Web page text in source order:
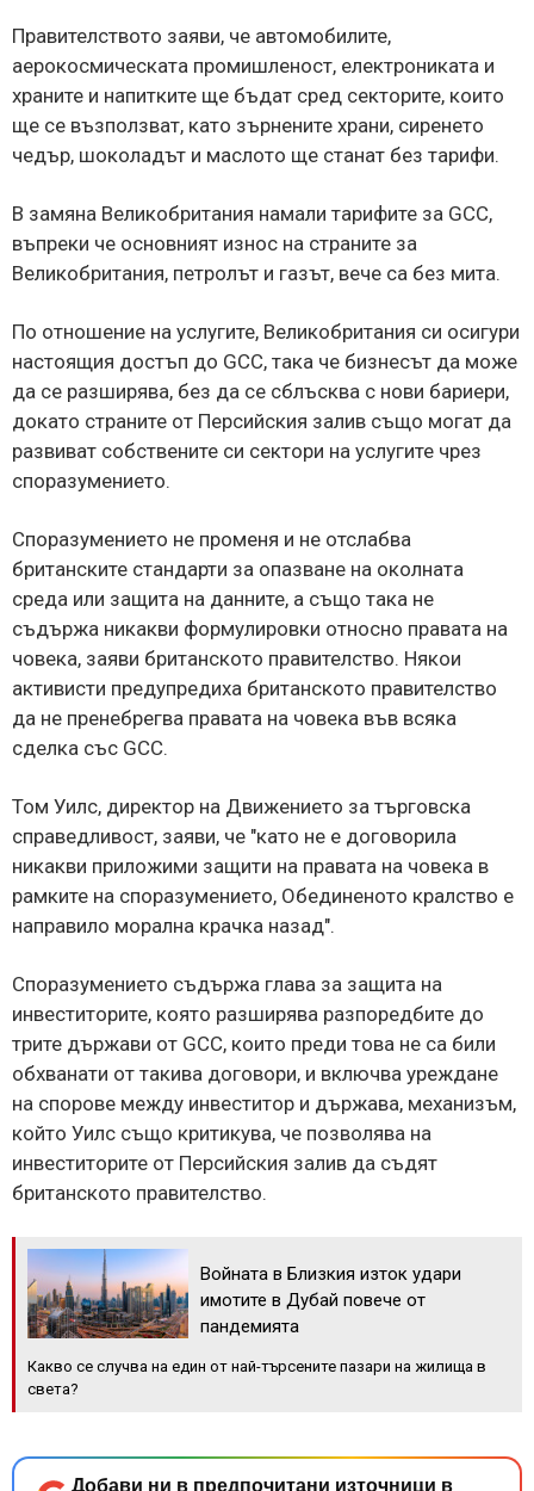
Правителството заяви, че автомобилите,
аерокосмическата промишленост, електрониката и
храните и напитките ще бъдат сред секторите, които
ще се възползват, като зърнените храни, сиренето
чедър, шоколадът и маслото ще станат без тарифи.
В замяна Великобритания намали тарифите за GCC,
въпреки че основният износ на страните за
Великобритания, петролът и газът, вече са без мита.
По отношение на услугите, Великобритания си осигури
настоящия достъп до GCC, така че бизнесът да може
да се разширява, без да се сблъсква с нови бариери,
докато страните от Персийския залив също могат да
развиват собствените си сектори на услугите чрез
споразумението.
Споразумението не променя и не отслабва
британските стандарти за опазване на околната
среда или защита на данните, а също така не
съдържа никакви формулировки относно правата на
човека, заяви британското правителство. Някои
активисти предупредиха британското правителство
да не пренебрегва правата на човека във всяка
сделка със GCC.
Том Уилс, директор на Движението за търговска
справедливост, заяви, че "като не е договорила
никакви приложими защити на правата на човека в
рамките на споразумението, Обединеното кралство е
направило морална крачка назад".
Споразумението съдържа глава за защита на
инвеститорите, която разширява разпоредбите до
трите държави от GCC, които преди това не са били
обхванати от такива договори, и включва уреждане
на спорове между инвеститор и държава, механизъм,
който Уилс също критикува, че позволява на
инвеститорите от Персийския залив да съдят
британското правителство.
Войната в Близкия изток удари
имотите в Дубай повече от
пандемията
Какво се случва на един от най-търсените пазари на жилища в
света?
Добави ни в предпочитани източници в